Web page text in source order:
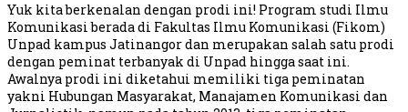
Yuk kita berkenalan dengan prodi ini! Program studi Ilmu
Komunikasi berada di Fakultas Ilmu Komunikasi (Fikom)
Unpad kampus Jatinangor dan merupakan salah satu prodi
dengan peminat terbanyak di Unpad hingga saat ini.
Awalnya prodi ini diketahui memiliki tiga peminatan
yakni Hubungan Masyarakat, Manajamen Komunikasi dan